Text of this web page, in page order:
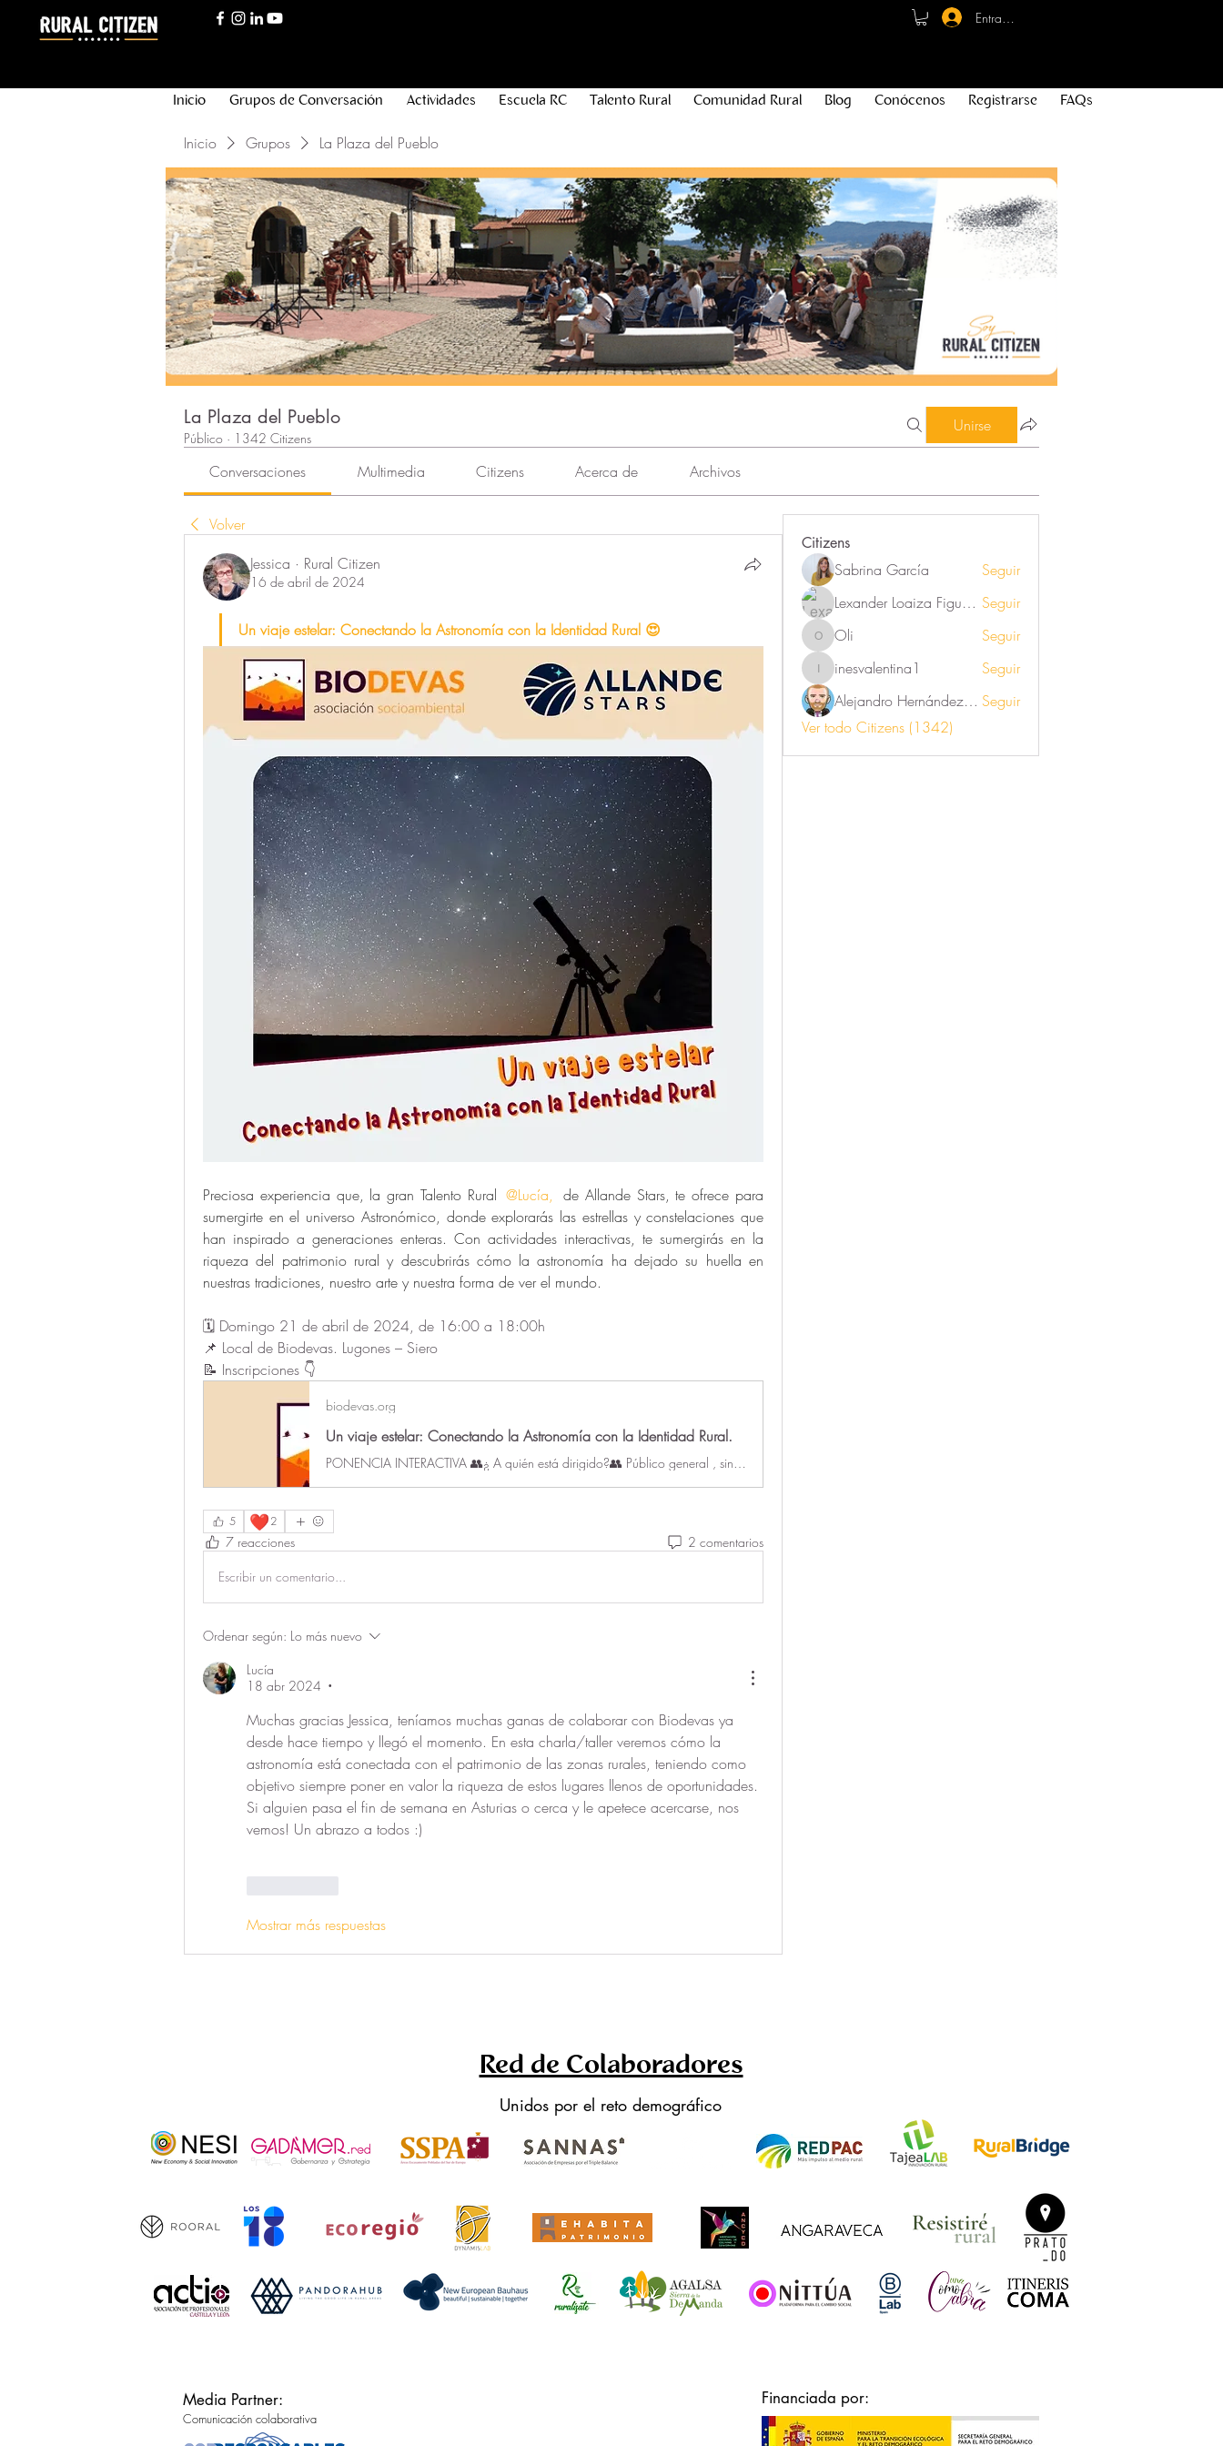
Entrar - Registro
Inicio Grupos de Conversación Actividades Escuela RC Talento Rural Comunidad Rural Blog Conócenos Registrarse FAQs
Inicio Grupos La Plaza del Pueblo
La Plaza del Pueblo
Público · 1342 Citizens
Unirse
Conversaciones Multimedia Citizens Acerca de Archivos
Volver
Jessica · Rural Citizen
16 de abril de 2024
Un viaje estelar: Conectando la Astronomía con la Identidad Rural 😍
Preciosa experiencia que, la gran Talento Rural @Lucía, de Allande Stars, te ofrece para
sumergirte en el universo Astronómico, donde explorarás las estrellas y constelaciones que
han inspirado a generaciones enteras. Con actividades interactivas, te sumergirás en la
riqueza del patrimonio rural y descubrirás cómo la astronomía ha dejado su huella en
nuestras tradiciones, nuestro arte y nuestra forma de ver el mundo.
🗓️ Domingo 21 de abril de 2024, de 16:00 a 18:00h
📌 Local de Biodevas. Lugones – Siero
📝 Inscripciones 👇
biodevas.org
Un viaje estelar: Conectando la Astronomía con la Identidad Rural.
PONENCIA INTERACTIVA 👥​¿ A quién está dirigido?👥​ Público general , sin necesidad de conocimiento previo. 🤝Conoce a nuestro colaborador.💪 Seguimos …
5 ❤️2
7 reacciones 2 comentarios
Escribir un comentario...
Ordenar según: Lo más nuevo
Lucía
18 abr 2024
•
Muchas gracias Jessica, teníamos muchas ganas de colaborar con Biodevas ya
desde hace tiempo y llegó el momento. En esta charla/taller veremos cómo la
astronomía está conectada con el patrimonio de las zonas rurales, teniendo como
objetivo siempre poner en valor la riqueza de estos lugares llenos de oportunidades.
Si alguien pasa el fin de semana en Asturias o cerca y le apetece acercarse, nos
vemos! Un abrazo a todos :)
Mostrar más respuestas
Citizens
Sabrina García
Seguir
Lexander Loaiza Figueroa Seguir
Oli Oli Seguir
inesvalentina1
inesvalentina1
Seguir
Alejandro Hernández Renner Seguir
Ver todo Citizens (1342)
Red de Colaboradores
Unidos por el reto demográfico
Media Partner:
Comunicación colaborativa
Financiada por: